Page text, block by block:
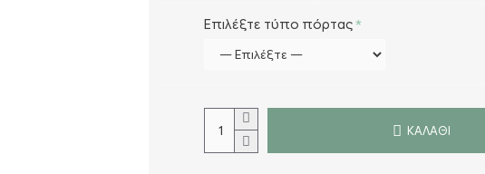
Επιλέξτε τύπο πόρτας
ΚΑΛΆΘΙ